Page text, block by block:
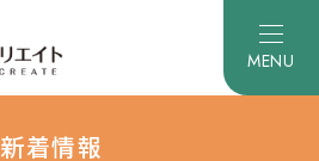
新着情報